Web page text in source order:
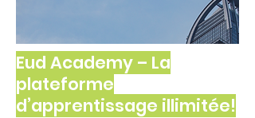
Eud Academy – La
plateforme
d’apprentissage illimitée!